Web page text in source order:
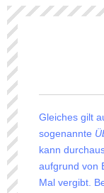
Gleiches gilt
sogenannte
kann
aufgrund von
Mal vergibt.